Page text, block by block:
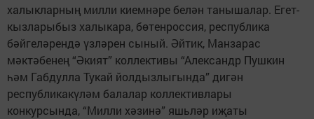
халыкларның милли киемнәре белән танышалар. Егет-
кызларыбыз халыкара, бөтенроссия, республика
бәйгеләрендә үзләрен сыный. Әйтик, Манзарас
мәктәбенең “Әкият” коллективы “Александр Пушкин
һәм Габдулла Тукай йолдызлыгында” дигән
республикакүләм балалар коллективлары
конкурсында, “Милли хәзинә” яшьләр иҗаты